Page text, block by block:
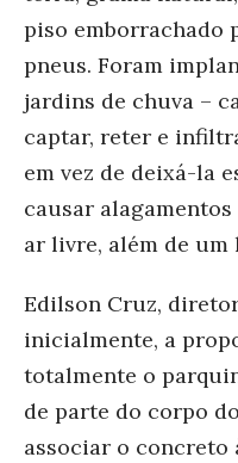
piso emborrachado
pneus. Foram
jardins de chuva –
captar, reter e
em vez de deixá-la
causar
ar livre, além de um
Edilson Cruz,
inicialmente, a
totalmente o
de parte do corpo
associar o